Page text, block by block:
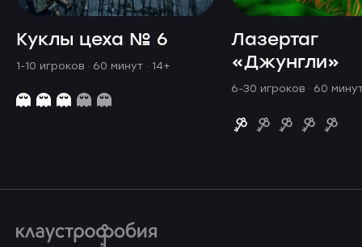
Куклы цеха № 6
1-10 игроков · 60 минут · 14+
Лазертаг
«Джунгли»
6-30 игроков · 60